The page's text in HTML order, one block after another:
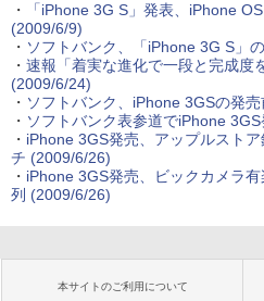
・
「iPhone 3G S」発表、iPhone
(2009/6/9)
・ ソフトバンク、「iPhone 3G S」
・ 速報「着実な進化で一段と完成度
(2009/6/24)
・ ソフトバンク、iPhone 3GSの発
・ ソフトバンク表参道でiPhone
・ iPhone 3GS発売、アップルスト
チ (2009/6/26)
・ iPhone 3GS発売、ビックカメラ
列 (2009/6/26)
本サイトのご利用について